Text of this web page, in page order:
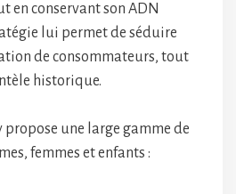
en conservant son ADN
lui permet de séduire
de consommateurs, tout
historique.
propose une large gamme de
femmes et enfants :